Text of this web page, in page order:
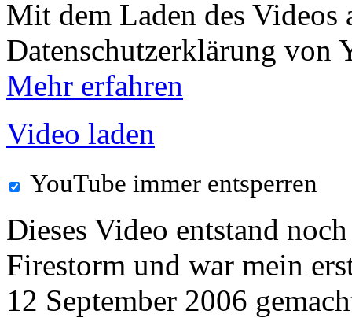
Mit dem Laden des Videos
Datenschutzerklärung von
Mehr erfahren
Video laden
YouTube immer entsperren
Dieses Video entstand
Firestorm und war mein
12 September 2006